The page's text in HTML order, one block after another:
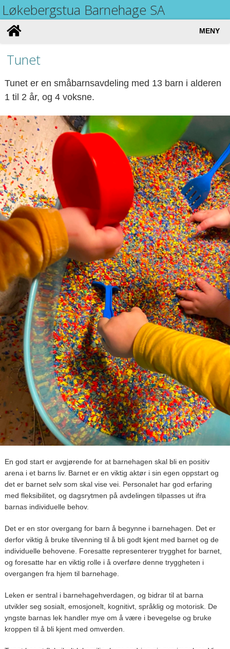
Løkebergstua Barnehage SA
MENY
Tunet
Tunet er en småbarnsavdeling med 13 barn i alderen
1 til 2 år, og 4 voksne.
En god start er avgjørende for at barnehagen skal bli en positiv
arena i et barns liv. Barnet er en viktig aktør i sin egen oppstart og
det er barnet selv som skal vise vei. Personalet har god erfaring
med fleksibilitet, og dagsrytmen på avdelingen tilpasses ut ifra
barnas individuelle behov.
Det er en stor overgang for barn å begynne i barnehagen. Det er
derfor viktig å bruke tilvenning til å bli godt kjent med barnet og de
individuelle behovene. Foresatte representerer trygghet for barnet,
og foresatte har en viktig rolle i å overføre denne tryggheten i
overgangen fra hjem til barnehage.
Leken er sentral i barnehagehverdagen, og bidrar til at barna
utvikler seg sosialt, emosjonelt, kognitivt, språklig og motorisk. De
yngste barnas lek handler mye om å være i bevegelse og bruke
kroppen til å bli kjent med omverden.